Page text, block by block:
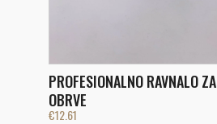
PROFESIONALNO RAVNALO ZA
OBRVE
€12.61